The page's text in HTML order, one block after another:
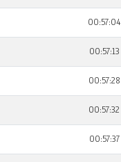
00:57:04
00:57:13
00:57:28
00:57:32
00:57:37